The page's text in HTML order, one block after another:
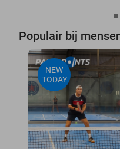
Populair bij
NEW
TODAY